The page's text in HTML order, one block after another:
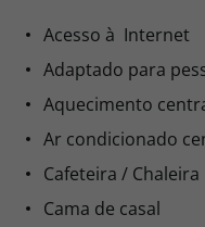
Acesso à Internet
Adaptado para
Aquecimento
Ar condicionado
Cafeteira / Chaleira
Cama de casal